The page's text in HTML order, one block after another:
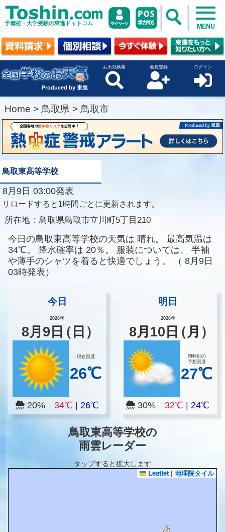
予備校・大学受験の東進ドットコム MENU
Produced by 東進
お天気検索 会員登録 ログイン
Home > 鳥取県 > 鳥取市
鳥取東高等学校
8月9日 03:00発表
リロードすると1時間ごとに更新されます。
所在地： 鳥取県鳥取市立川町5丁目210
今日の鳥取東高等学校の天気は 晴れ。
最高気温は
34℃。
降水確率は 20％。 服装については、
半袖
や薄手のシャツを着ると快適でしょう。
（ 8月9日
03時発表）
今日
2026年
8月 9 日（日）
現在温度
26℃
20% 34℃ 26℃
明日
2026年
8月 10 日（月）
同時刻の
予想温度
27℃
30% 32℃ |24℃
鳥取東高等学校の
雨雲レーダー
タップすると拡大します
Leaflet | 地理院タイル